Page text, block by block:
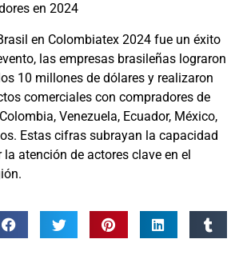
en 2024
en Colombiatex 2024 fue un éxito
las empresas brasileñas lograron
10 millones de dólares y realizaron
comerciales con compradores de
Venezuela, Ecuador, México,
Estas cifras subrayan la capacidad
atención de actores clave en el